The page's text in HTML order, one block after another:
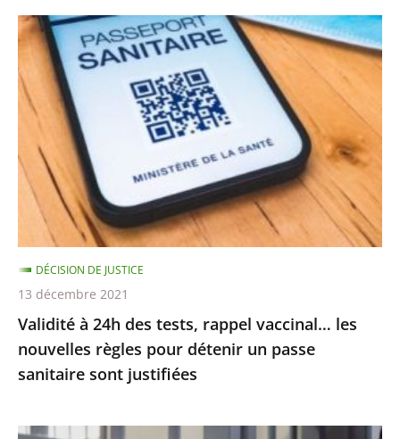
Validité
à
24h
des
tests,
rappel
vaccinal…
les
nouvelles
règles
pour
détenir
un
passe
sanitaire
justifiées
Validité à 24h des tests, rappel vaccinal… les
nouvelles règles pour détenir un passe
sanitaire sont justifiées
DÉCISION DE JUSTICE
13 décembre 2021